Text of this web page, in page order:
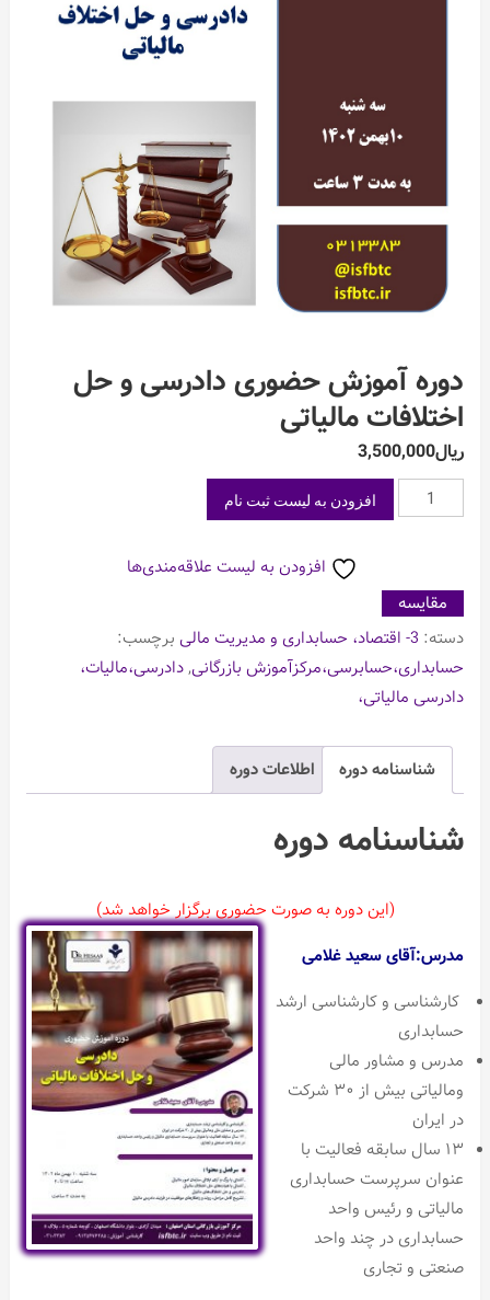
دوره آموزش حضوری دادرسی و حل
اختلافات مالیاتی
ریال3,500,000
آموزش
و
حل
اختلافات
مالیاتی
افزودن به لیست ثبت نام
افزودن به لیست علاقه‌مندی‌ها
مقایسه
دسته: 3- اقتصاد، حسابداری و مدیریت مالی
برچسب:
حسابداری،حسابرسی،مرکزآموزش بازرگانی,دادرسی،مالیات،
دادرسی مالیاتی،
شناسنامه دوره اطلاعات دوره
شناسنامه دوره
(این دوره به صورت حضوری برگزار خواهد شد)
مدرس:آقای سعید غلامی
کارشناسی و کارشناسی ارشد
حسابداری
مدرس و مشاور مالی
ومالیاتی بیش از ۳۰ شرکت
در ایران
۱۳ سال سابقه فعالیت با
عنوان سرپرست حسابداری
مالیاتی و رئیس واحد
حسابداری در چند واحد
صنعتی و تجاری